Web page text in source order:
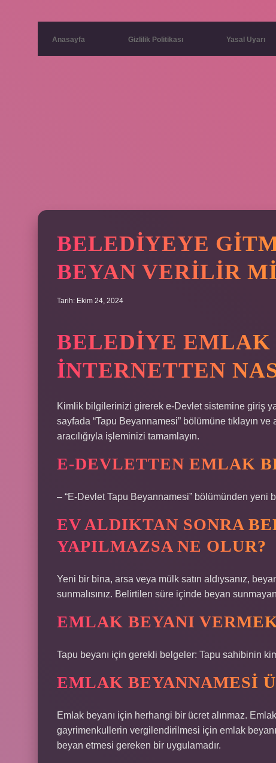
Anasayfa Gizlilik Politikası Yasal Uyarı
BELEDIYEYE
BEYAN VERILIR
Tarih: Ekim 24, 2024
BELEDIYE EMLAK
INTERNETTEN
Kimlik bilgilerinizi girerek e-Devlet sistemine giriş
sayfada “Tapu Beyannamesi” bölümüne tıklayın
aracılığıyla işleminizi tamamlayın.
E-DEVLETTEN EMLAK
– “E-Devlet Tapu Beyannamesi” bölümünden yeni
EV ALDIKTAN SONRA
YAPILMAZSA NE OLUR?
Yeni bir bina, arsa veya mülk satın aldıysanız,
sunmalısınız. Belirtilen süre içinde beyan
EMLAK BEYANI
Tapu beyanı için gerekli belgeler: Tapu sahibinin
EMLAK BEYANNAMESI
Emlak beyanı için herhangi bir ücret alınmaz.
gayrimenkullerin vergilendirilmesi için emlak
beyan etmesi gereken bir uygulamadır.